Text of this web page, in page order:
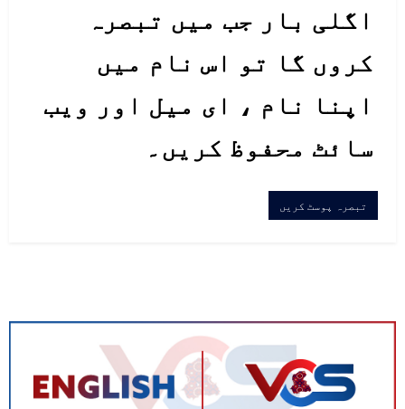
اگلی بار جب میں تبصرہ
کروں گا تو اس نام میں
اپنا نام ، ای میل اور ویب
سائٹ محفوظ کریں۔